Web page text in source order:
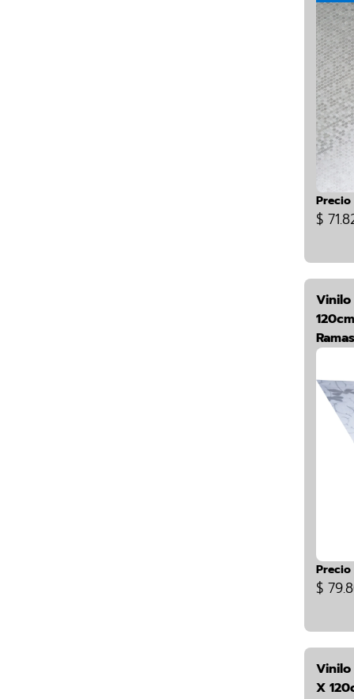
Precio
$
Precio
$
Vinilo
X